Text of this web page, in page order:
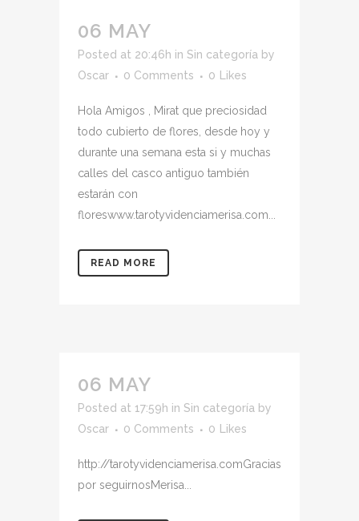
06 MAY
Posted at 20:46h in Sin categoría by
Oscar
0 Comments 0 Likes
Hola Amigos , Mirat que preciosidad
todo cubierto de flores, desde hoy y
durante una semana esta si y muchas
calles del casco antiguo también
estarán con
floreswww.tarotyvidenciamerisa.com...
READ MORE
06 MAY
Posted at 17:59h in Sin categoría by
Oscar
0 Comments 0 Likes
http://tarotyvidenciamerisa.comGracias
por seguirnosMerisa...